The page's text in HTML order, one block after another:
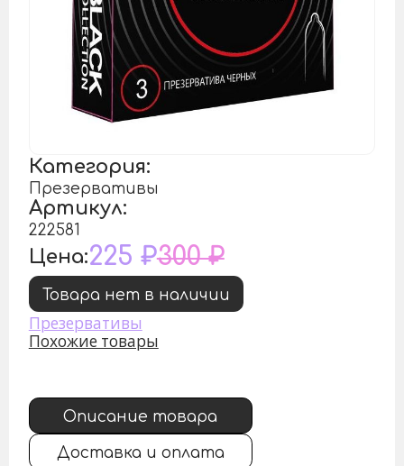
Категория:
Презервативы
Артикул:
222581
Цена:225 ₽300 ₽
Товара нет в наличии
Презервативы
Похожие товары
Описание товара
Доставка и оплата